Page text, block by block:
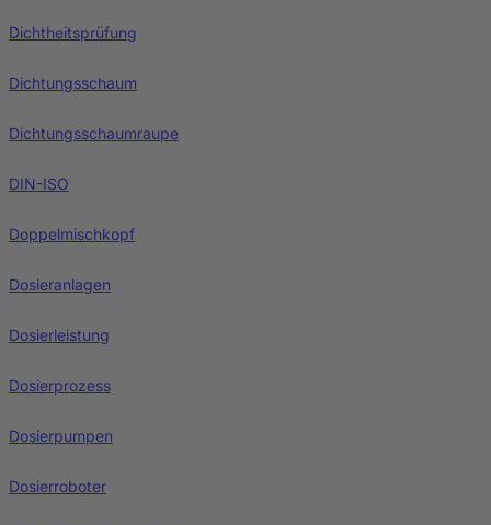
Dichtheitsprüfung
Dichtungsschaum
Dichtungsschaumraupe
DIN-ISO
Doppelmischkopf
Dosieranlagen
Dosierleistung
Dosierprozess
Dosierpumpen
Dosierroboter